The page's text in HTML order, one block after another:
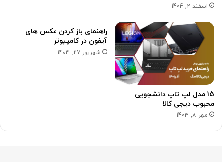
اسفند 2, 1404
15 مدل لپ تاپ دانشجویی
محبوب دیجی کالا
مهر 8, 1403
راهنمای باز کردن عکس های
آیفون در کامپیوتر
شهریور 27, 1403